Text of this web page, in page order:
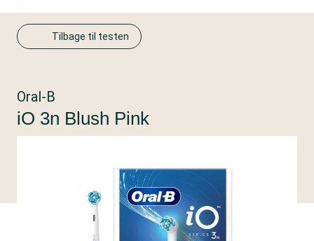
Tilbage til testen
Oral-B
iO 3n Blush Pink